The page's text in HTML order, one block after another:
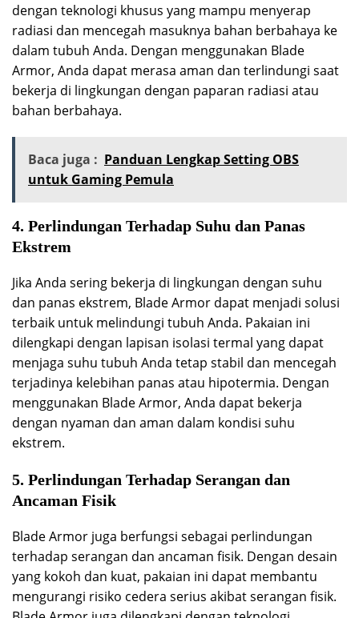
dengan teknologi khusus yang mampu menyerap
radiasi dan mencegah masuknya bahan berbahaya ke
dalam tubuh Anda. Dengan menggunakan Blade
Armor, Anda dapat merasa aman dan terlindungi saat
bekerja di lingkungan dengan paparan radiasi atau
bahan berbahaya.
Baca juga : Panduan Lengkap Setting OBS
untuk Gaming Pemula
4. Perlindungan Terhadap Suhu dan Panas
Ekstrem
Jika Anda sering bekerja di lingkungan dengan suhu
dan panas ekstrem, Blade Armor dapat menjadi solusi
terbaik untuk melindungi tubuh Anda. Pakaian ini
dilengkapi dengan lapisan isolasi termal yang dapat
menjaga suhu tubuh Anda tetap stabil dan mencegah
terjadinya kelebihan panas atau hipotermia. Dengan
menggunakan Blade Armor, Anda dapat bekerja
dengan nyaman dan aman dalam kondisi suhu
ekstrem.
5. Perlindungan Terhadap Serangan dan
Ancaman Fisik
Blade Armor juga berfungsi sebagai perlindungan
terhadap serangan dan ancaman fisik. Dengan desain
yang kokoh dan kuat, pakaian ini dapat membantu
mengurangi risiko cedera serius akibat serangan fisik.